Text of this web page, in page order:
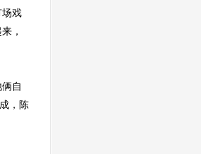
戏
，
自
，陈